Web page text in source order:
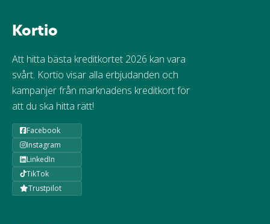
Kortio
Att hitta bästa kreditkortet 2026 kan vara
svårt. Kortio visar alla erbjudanden och
kampanjer från marknadens kreditkort för
att du ska hitta rätt!
Facebook
Instagram
LinkedIn
TikTok
Trustpilot